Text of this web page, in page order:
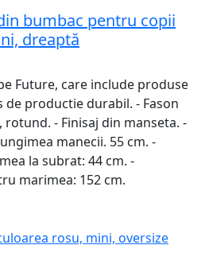
bumbac pentru copii
dreaptă
Future, care include produse
productie durabil. - Fason
- Finisaj din manseta. -
manecii. 55 cm. -
la subrat: 44 cm. -
marimea: 152 cm.